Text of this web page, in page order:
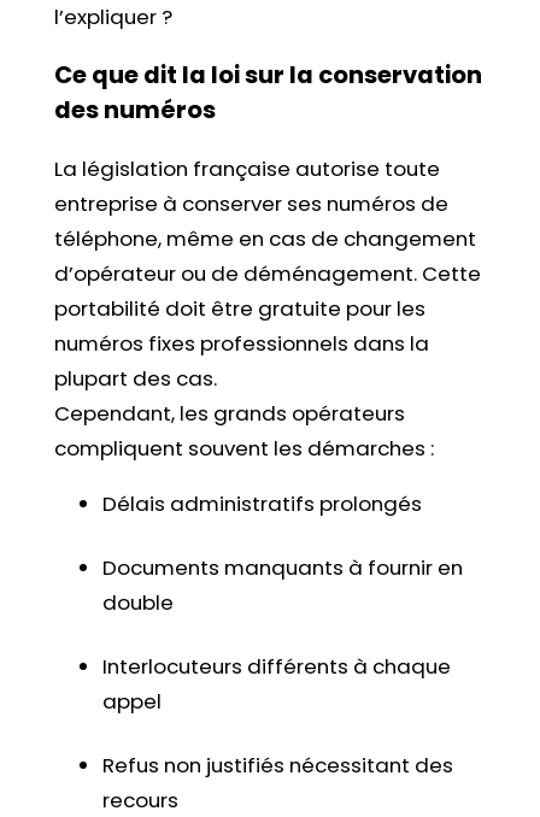
l’expliquer ?
Ce que dit la loi sur la conservation
des numéros
La législation française autorise toute
entreprise à conserver ses numéros de
téléphone, même en cas de changement
d’opérateur ou de déménagement. Cette
portabilité doit être gratuite pour les
numéros fixes professionnels dans la
plupart des cas.
Cependant, les grands opérateurs
compliquent souvent les démarches :
Délais administratifs prolongés
Documents manquants à fournir en
double
Interlocuteurs différents à chaque
appel
Refus non justifiés nécessitant des
recours